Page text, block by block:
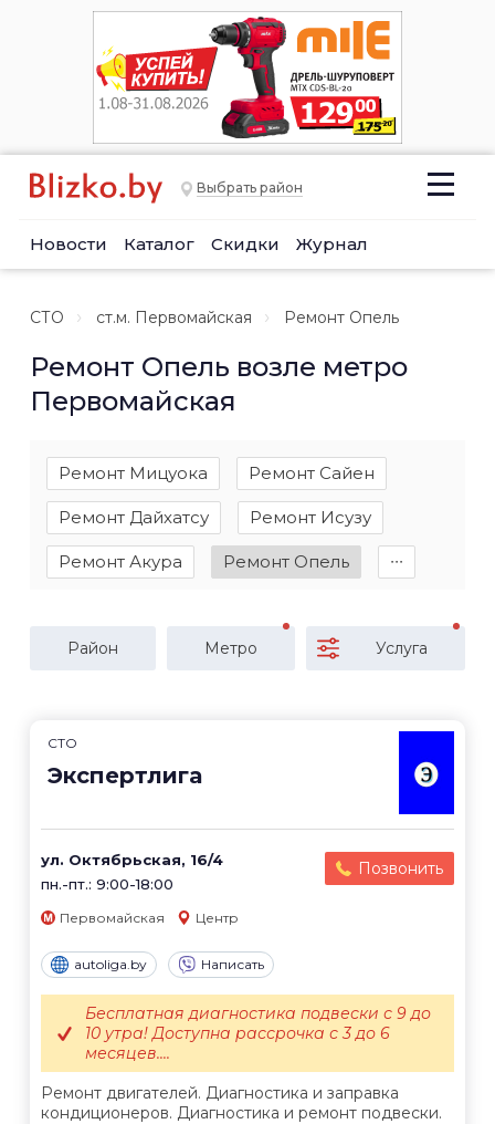
Выбрать район
Новости Каталог Скидки Журнал
СТО ст.м. Первомайская Ремонт Опель
Ремонт Опель возле метро
Первомайская
Ремонт Мицуока Ремонт Сайен
Ремонт Дайхатсу Ремонт Исузу
Ремонт Акура Ремонт Опель ∙∙∙
Район Метро Услуга
СТО
Экспертлига
ул. Октябрьская, 16/4
пн.-пт.: 9:00-18:00
Позвонить
Первомайская Центр
autoliga.by Написать
Ремонт двигателей. Диагностика и заправка
кондиционеров. Диагностика и ремонт подвески.
Бесплатная диагностика подвески с 9 до
10 утра! Доступна рассрочка с 3 до 6
месяцев....